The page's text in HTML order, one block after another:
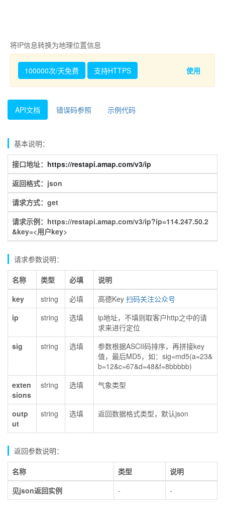
将IP信息转换为地理位置信息
100000次/天免费 支持HTTPS 使用
API文档 错误码参照 示例代码
基本说明：
接口地址： https://restapi.amap.com/v3/ip
返回格式：json
请求方式：get
请求示例：https://restapi.amap.com/v3/ip?ip=114.247.50.2
&key=<用户key>
请求参数说明：
名称 类型 必填
说明
key
string 必填 高德Key 扫码关注公众号
ip
string 选填
ip地址，不填则取客户http之中的请
求来进行定位
sig
string 选填
参数根据ASCII码排序，再拼接key
值，最后MD5，如：sig=md5(a=23&
b=12&c=67&d=48&f=8bbbbb)
exten
sions
string 选填 气象类型
outp
ut
string 选填 返回数据格式类型，默认json
返回参数说明：
名称 类型
说明
见json返回实例
- -